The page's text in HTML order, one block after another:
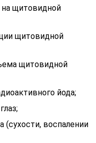
на щитовидной
щитовидной
щитовидной
йода;
(сухости, воспалении